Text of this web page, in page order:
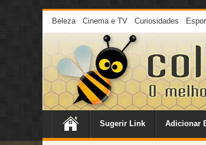
Beleza Cinema e TV Curiosidades
Sugerir Link Adicionar